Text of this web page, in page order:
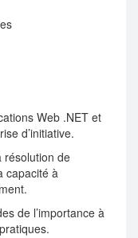
Web .NET et
d’initiative.
résolution de
capacité à
de l’importance à